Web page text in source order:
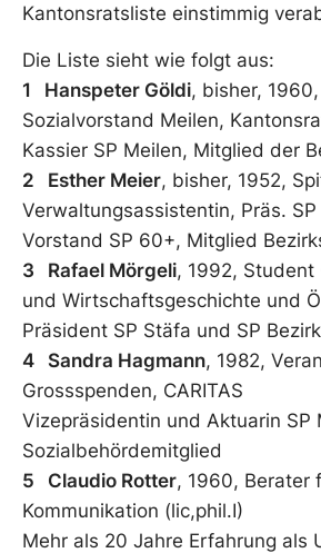
Kantonsratsliste einstimmig
Die Liste sieht wie folgt aus:
1 Hanspeter Göldi, bisher,
Sozialvorstand Meilen,
Kassier SP Meilen, Mitglied der
2 Esther Meier, bisher, 1952,
Verwaltungsassistentin, Präs. SP
Vorstand SP 60+, Mitglied
3 Rafael Mörgeli, 1992, Student
und Wirtschaftsgeschichte und
Präsident SP Stäfa und SP
4 Sandra Hagmann, 1982,
Grossspenden, CARITAS
Vizepräsidentin und Aktuarin SP
Sozialbehördemitglied
5 Claudio Rotter, 1960, Berater
Kommunikation (lic,phil.I)
Mehr als 20 Jahre Erfahrung als